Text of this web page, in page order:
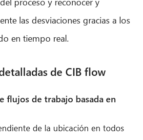
las desviaciones gracias a los
en tiempo real.
de CIB flow
flujos de trabajo basada en
de la ubicación en todos